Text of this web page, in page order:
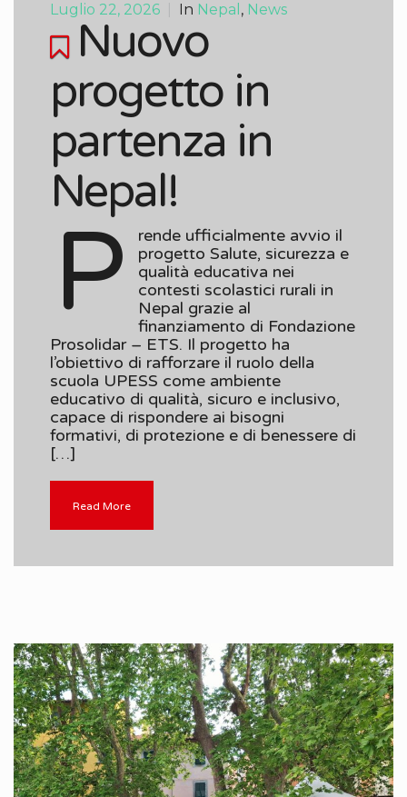
Luglio 22, 2026 In Nepal , News
Nuovo
progetto in
partenza in
Nepal!
P
rende ufficialmente avvio il
progetto Salute, sicurezza e
qualità educativa nei
contesti scolastici rurali in
Nepal grazie al
finanziamento di Fondazione
Prosolidar – ETS. Il progetto ha
l’obiettivo di rafforzare il ruolo della
scuola UPESS come ambiente
educativo di qualità, sicuro e inclusivo,
capace di rispondere ai bisogni
formativi, di protezione e di benessere di
[…]
Read More